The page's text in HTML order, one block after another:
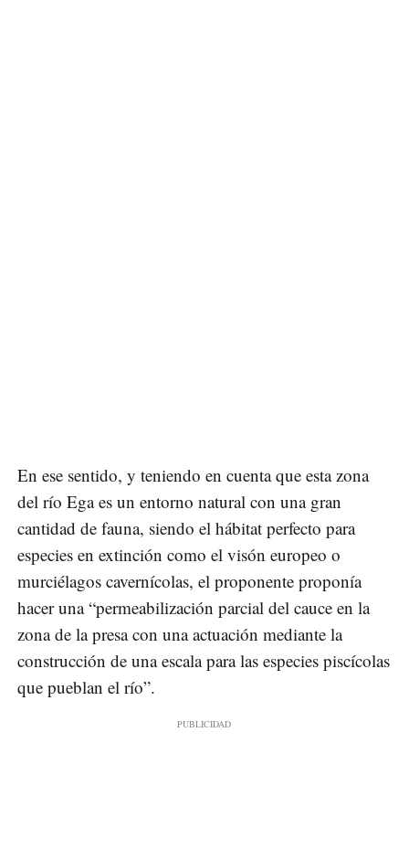
En ese sentido, y teniendo en cuenta que esta zona
del río Ega es un entorno natural con una gran
cantidad de fauna, siendo el hábitat perfecto para
especies en extinción como el visón europeo o
murciélagos cavernícolas, el proponente proponía
hacer una “permeabilización parcial del cauce en la
zona de la presa con una actuación mediante la
construcción de una escala para las especies piscícolas
que pueblan el río”.